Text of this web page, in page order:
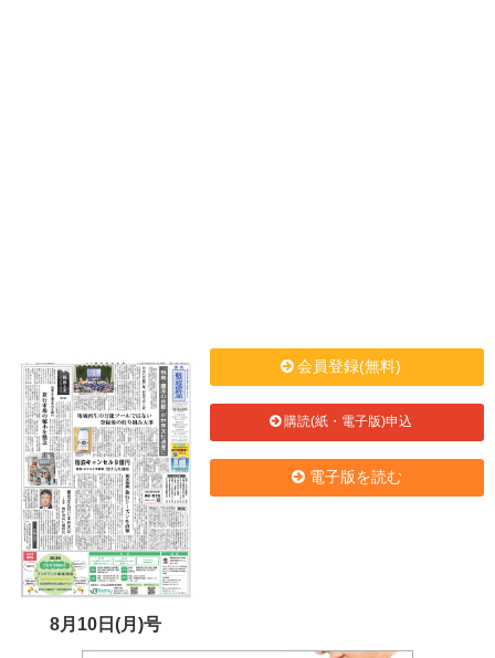
8月10日(月)号
会員登録(無料)
購読(紙・電子版)申込
電子版を読む